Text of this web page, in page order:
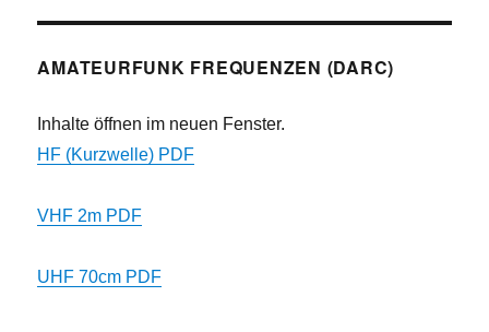
AMATEURFUNK FREQUENZEN (DARC)
Inhalte öffnen im neuen Fenster.
HF (Kurzwelle) PDF
VHF 2m PDF
UHF 70cm PDF